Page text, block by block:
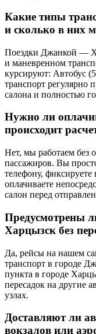
Какие типы
и сколько в них
Поездки Джанкой —
и маневренном
курсируют: Автобус
транспорт регулярно
салона и полностью
Нужно ли
происходит
Нет, мы работаем без
пассажиров. Вы
телефону, фиксируете
оплачиваете
салон перед
Предусмотрены
Харцызск без
Да, рейсы на нашем
транспорт в городе
пункта в городе
пересадок на другие
узлах.
Доставляют ли
вокзалов или